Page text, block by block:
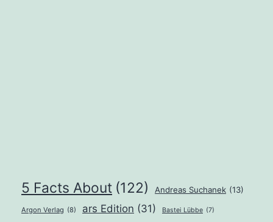
5 Facts About (122) Andreas Suchanek (13)
Argon Verlag (8) ars Edition (31) Bastei Lübbe (7)